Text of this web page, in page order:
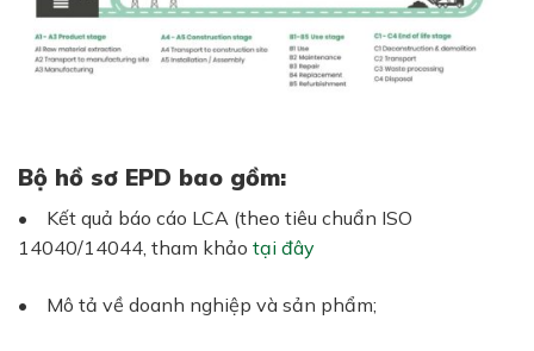
Bộ hồ sơ EPD bao gồm:
• Kết quả báo cáo LCA (theo tiêu chuẩn ISO
14040/14044, tham khảo tại đây
• Mô tả về doanh nghiệp và sản phẩm;